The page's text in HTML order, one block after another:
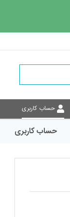
حساب کاربری
حساب کاربری